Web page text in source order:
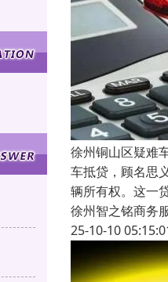
徐州铜山区疑难
车抵贷，顾名思
辆所有权。这一
徐州智之铭商务
25-10-10